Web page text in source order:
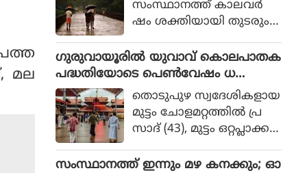
മല
പങ്കെടുത്തു.
സംസ്ഥാനത്ത് കാലവർ
ഷം ശക്തിയായി തുടരും.
ളാണ് ഇപ്പോഴത്തെ മഴ
യ്ക്ക് കാരണം. തെക്കൻ
കർണാടകയ്ക്കും സമീപ
പ്രദേശങ്ങൾക്കും മുക
ളിലായി ചക്രവാതച്ചുഴി
സ്ഥിതി ചെയ്യുന്നു. തെക്ക
ൻ തമിഴ്‌നാടിനും
പുതുച്ചേരിക്കും മുകളിൽ
ഗുരുവായൂരില്‍ യുവാവ് കൊലപാതക
പദ്ധതിയോടെ പെണ്‍വേഷം ധ
രിച്ചെത്തി; പദ്ധതി തകര്‍ത്ത് പോലീസ്
തൊടുപുഴ സ്വദേശികളായ
മുട്ടം ചോളമറ്റത്തില്‍ പ്ര
സാദ് (43), മുട്ടം ഒറ്റപ്ലാക്ക
പ്പാറ തൈപ്പറമ്പില്‍
സംസ്ഥാനത്ത് ഇന്നും മഴ കനക്കും; ഓ